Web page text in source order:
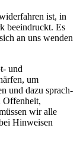
ist, in
beeindruckt. Es
an uns wenden
und
um
und dazu sprach-
Offenheit,
wir alle
Hinweisen